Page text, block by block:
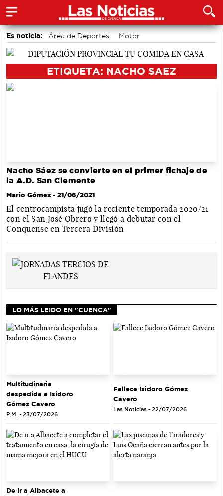
Es noticia: Área de Deportes
Motor
Actividades culturales en Cuenca
ETIQUETA: NACHO SAEZ
Nacho Sáez se convierte en el primer fichaje de
la A.D. San Clemente
Mario Gómez - 21/06/2021
El centrocampista jugó la reciente temporada 2020/21
con el San José Obrero y llegó a debutar con el
Conquense en Tercera División
LO MÁS LEIDO EN "CUENCA"
Multitudinaria
despedida a Isidoro
Gómez Cavero
P.M. - 23/07/2026
Fallece Isidoro Gómez
Cavero
Las Noticias - 22/07/2026
De ir a Albacete a